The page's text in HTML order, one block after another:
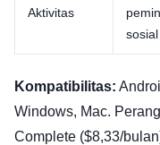
Aktivitas
sosial
Kompatibilitas:
Windows, Mac.
Complete ($8,33/